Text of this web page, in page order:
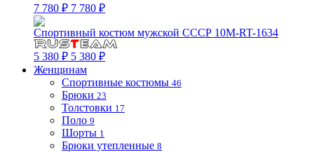
7 780 ₽ 7 780 ₽
Спортивный костюм мужской СССР 10M-RT-1634
5 380 ₽ 5 380 ₽
Женщинам
Спортивные костюмы 46
Брюки 23
Толстовки 17
Поло 9
Шорты 1
Брюки утепленные 8